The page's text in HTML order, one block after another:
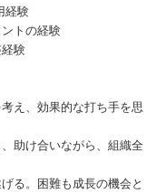
経験
トの経験
験
え、効果的な打ち手を思
助け合いながら、組織全
る。困難も成長の機会と